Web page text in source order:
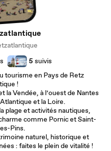
5 suivis
tourisme en Pays de Retz
!
la Vendée, à l’ouest de Nantes
et la Loire.
plage et activités nautiques,
comme Pornic et Saint-
Pins.
naturel, historique et
: faites le plein de vitalité !